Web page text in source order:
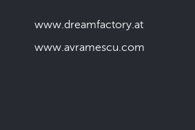
www.dreamfactory.at
www.avramescu.com